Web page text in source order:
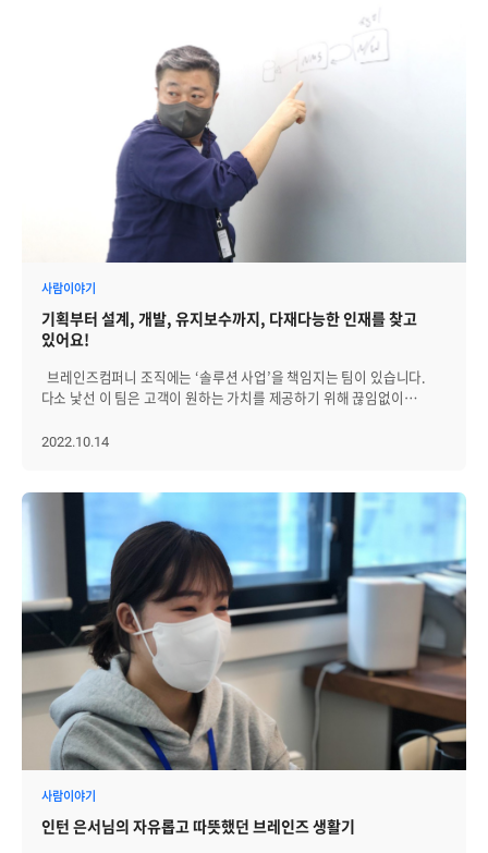
브레인저들이 서로의 가족을 자연스럽게 만나고, 가족들 역시
브레인즈컴퍼니의 따뜻한 분위기를 가까이에서 느낄 수 있었던
이후에는 각 가족이 숙소로 돌아가 자유롭게 시간을 보냈습니다. 하루
동안의 즐거운 피로를 풀기 위해 조용히 휴식을 취한 가족도 있었고,
숙소에서 못다 한 이야기를 나누며 하루를 정리한 가족도 있었습니다.
아이들은 낮 동안 받은 선물을 다시 꺼내 보며 즐거워했고, 어른들은
모처럼의 여유 속에서 일상과는 다른 휴식을 느낄 수 있었습니다. 다음
날 아침에는 가족별로 원하는 곳에서 자유롭게 아침식사를 하며 하루를
시작했습니다. 여유롭게 식사를 마친 뒤에는 스파에서 몸과 마음을
충전하거나, 주변을 산책하며 남은 시간을 즐기는 가족들도 있었습니다.
전날의 활기찬 분위기와는 또 다른 차분한 여유가 이어지며,
패밀리데이의 마지막 일정은 편안하게 마무리되었습니다. 이번 2026
패밀리데이는 함께 모여 게임을 즐기는 시간을 넘어, 가족과 함께하는
시작된 설렘, 야외 레크리에이션의 웃음, 보물찾기의 즐거움,
저녁식사의 따뜻한 대화, 그리고 숙소에서의 편안한 휴식까지 모든
벗어나 가족과 함께 재충전할 수 있는 시간이었고, 가족들에게는
브레인즈컴퍼니의 따뜻한 조직문화를 자연스럽게 느낄 수 있는
그리고 서로를 향한 응원이 담겨 있었습니다. 올해도 패밀리데이는
되었습니다.
정성 가득한 메뉴 덕분에 어른과 아이 모두 만족스러운 시간을 보낼 수
하며 여유로운 아침을 즐기기도 했습니다. 각자에게 편안한 방식으로
하루를 시작하며, 짧지만 뜻깊었던 일정의 마지막을 차분히
패밀리데이는 마무리되었습니다. 이번 행사를 통해 가족 간에는 더 깊은
정을 나누고, 일상에서 벗어나 마음껏 웃고 재충전할 수 있는 소중한
시간을 보낼 수 있었습니다. 이번 패밀리데이에 참석한 한 브레인저는,
“매년 참가할 때마다 가족 모두 만족했지만, 올해는 특히 장인·
장모님까지 모시고 와서 더욱 뜻깊은 시간이 됐다. 레크리에이션부터
식사, 숙소까지 모두 흡족해하셔서 가족 간의 좋은 추억을 만들 수
있었다”고 소감을 전했고 또 다른 브레인저는 “작년에 입사한 뒤
이상이었다. 하루 종일 가족과 함께 웃고 어울릴 수 있어 즐거웠고,
벌써부터 내년이 기다려진다”고 전했습니다. 이번 패밀리데이는 단순히
즐기고 쉬는 시간을 넘어, 가족과 함께하는 소중함을 다시금 느낄 수
있었던 시간이었습니다. 레크리에이션 속 웃음, 식사 자리의 대화,
숙소에서의 담소까지 그 모든 순간이 서로를 더 가깝게 이어주는
연결점이 되어주었습니다. 짧은 일정이었지만 그 속에서 충분히
시작을 맞이할 마음의 준비를 마칠 수 있었습니다.
고민하고 있습니다. 그 중, 회사의 전부인 브레인저들이 하루 중 가장
많은 시간을 함께 보내는 공간만큼은 불편함 없이 최적화된 환경에서
지낼 수 있도록 했습니다. 브레인저들이 함께 얼굴 맞대며 살아가고
있는 공간들, 함께 보러 가실까요? 한국의 브루클린, 성수
“젊은이들은 왜 성수동을 좋아하는가? 그곳에는 그들이 체험해보지
못한 공간이 있기 때문이다. 성수동은 예로부터 자동차 수리공장 같은
크고 작은 공장이 위치한 곳이다. 이런 공장들은 넓은 공간이 필요하기
때문에 필지가 300평가량으로 나뉘어져 있고 기둥 상의 간격도 넓고
천정고도 높다. 이러한 중간 크기의 공간은 서울의 다른 곳에서는 찾기
힘든 공간구조다.” <중앙SUNDAY-일터, 판교 대신 성수동
선호한다는데> 브레인즈컴퍼니는 한국의 브루클린이라 불리는 성수,
그 중에서도 핫하다는 카페거리에 위치해 있습니다. 성수역 3번
출구에서 200m 남짓한 거리에 있어, 교통이 매우 편리하고 힙한
공간들이 많습니다. 이러한 공간을 활용해, 선근님과 함께 브레인저들이
채워지고 있습니다. 브레인저가 가장 즐겨 찾는 공간은?
브레인즈컴퍼니 8층에는 브레인저들이 출근 하자마자 찾는 공간이자
근무 중 가장 즐겨 찾는 공간이 있습니다. 바로 카페테리아인데요.
카페테리아는 브레인저의 건강을 위해 아침식사를 제공하는 공간이기도
하고, 근무시간 중에는 커피와 음료, 간식 등을 무료로 먹으며 편하게 쉴
브레인저가 원하는 책을 구매해주고 함께 공유하고 있습니다. 빈백과
공간입니다. 따뜻한 사연이 담긴 공간 브레인저가 50명도 채 안 되던
시절, 선근님은 출산 후 복직한 여직원이 화장실에서 유축했다는
이야기를 듣고는 충격을 받았습니다. 실행력이 강한 선근님은 당장
여직원을 위한 휴게실을 만들라는 지시를 내렸고, 일주일만에
완성됐다고 합니다. 현재 이 공간은 유축 외에도 여직원들이 한숨 자거나
식사를 하는 공간으로도 활용되고 있습니다. 선근님의 애틋한 마음이
담긴 공간, 함께 구경해 보시죠. 일하는 장소 브레인즈컴퍼니는 4개
층을 사용하고 있습니다. 각 층별로 사이즈와 구조, 인테리어 등은
조금씩 다르지만, 라커와 회의실, 공기청정기, 넓은 책상, 베리 데스크와
같은 편의 시설은 공통적으로 갖추고 있습니다. 입구에 설치된 라커는
각자의 좌우명이 새겨져 있고, 일하는 공간을 불편함 없이 사용할 수
있도록 가방과 겉옷 등 짐을 넣어 둘 수 있도록 만들었습니다. 개인
업무공간은 모니터 두대를 놓고도 넉넉한 책상과 푹 기댈 수 있는 편안한
의자로 구성돼 있습니다. 앉아만 있어 허리가 불편한 브레인저를 위해서
공기청정기도 잊지 않고 배치해 뒀습니다. 브레인즈만의 공간,
어떠셨나요? 이 외에도 동료를 배려하는 전화부스, 다양한 크기의
회의실 등의 공간이 있습니다. 브레인즈컴퍼니에서 가치있는
사람이야기
기획부터 설계, 개발, 유지보수까지, 다재다능한 인재를 찾고
있어요!
브레인즈컴퍼니 조직에는 ‘솔루션 사업’을 책임지는 팀이 있습니다.
다소 낯선 이 팀은 고객이 원하는 가치를 제공하기 위해 끊임없이
이번 인터뷰에서는 솔루션 사업팀이 하는 일, 일하는 방식, 원하는
------------------------------------------------- Q. 안녕하세요, 종혁님. 먼저
자기소개 부탁드립니다. 안녕하세요, 원종혁입니다. 저는 대학원에서
컴퓨터구조를 전공해 자연스럽게 IT회사에 입사하게 됐고, XML-EDI
솔루션 개발을 시작으로 수많은 프로젝트에서 개발, PL, 설계, PM
역할을 했어요. 현재는 전략사업본부 솔루션사업팀에서 IT인프라
솔루션 사업을 책임지고 있어요. 고객이 원하는 솔루션을 찾아서
제안하는 업무의 특성상 다양한 영역에서 개발했던 경험이 많은 도움이
되고 있습니다. Q. 브레인즈컴퍼니에 합류하게 된 계기나 동기가
궁금합니다. 2000년 초반, 당시만해도 SW업계는 매일 야근의
연속이었는데 브레인즈컴퍼니는 야근 수당을 준다고 해서
"좋다구나!"하고 입사를 했죠. 그리고 사실 집과 사무실이 너무
가까워서 좋았어요. (웃음) 진행하던 프로젝트를 기다리는 고객을 위해,
또 같이 개발하는 동료와 의리를 위해 계속 다니다 보니 벌써
16년이라는 시간이 흘렸네요. Q. ‘솔루션 사업’이라는 직무가 흔한
직무는 아닌 것 같은데요. 직무와 함께 현재 맡고 있는 업무에 대해
말하는 ‘PMO (Project Management Office)’ 혹은 ‘공공사업팀’,
2022.10.14
사람이야기
인턴 은서님의 자유롭고 따뜻했던 브레인즈 생활기